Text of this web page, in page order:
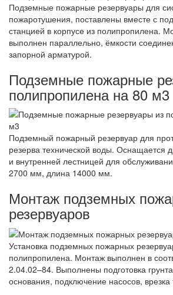
Подземные пожарные резервуары для
пожаротушения, поставлены вместе с
станцией в корпусе из полипропилена.
выполнен параллельно, ёмкости
запорной арматурой.
Подземные пожарные
полипропилена на 80 м3
Подземный пожарный резервуар для
резерва технической воды. Оснащается
и внутренней лестницей для
2700 мм, длина 14000 мм.
Монтаж подземных
резервуаров
Установка подземных пожарных
полипропилена. Монтаж выполнен в
2.04.02–84. Выполнены подготовка
основания, подключение насосов, врезка